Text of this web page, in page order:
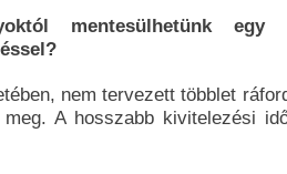
mentesülhetünk egy
nem tervezett többlet
A hosszabb kivitelezési